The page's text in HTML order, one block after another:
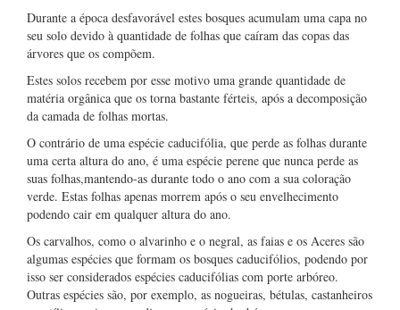
Durante a época desfavorável estes bosques acumulam uma capa no
seu solo devido à quantidade de folhas que caíram das copas das
árvores que os compõem.
Estes solos recebem por esse motivo uma grande quantidade de
matéria orgânica que os torna bastante férteis, após a decomposição
da camada de folhas mortas.
O contrário de uma espécie caducifólia, que perde as folhas durante
uma certa altura do ano, é uma espécie perene que nunca perde as
suas folhas,mantendo-as durante todo o ano com a sua coloração
verde. Estas folhas apenas morrem após o seu envelhecimento
podendo cair em qualquer altura do ano.
Os carvalhos, como o alvarinho e o negral, as faias e os Aceres são
algumas espécies que formam os bosques caducifólios, podendo por
isso ser considerados espécies caducifólias com porte arbóreo.
Outras espécies são, por exemplo, as nogueiras, bétulas, castanheiros